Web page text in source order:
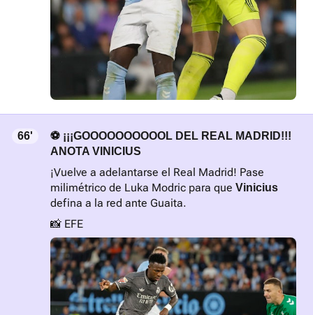
66'
⚽ ¡¡¡GOOOOOOOOOOL DEL REAL MADRID!!!
ANOTA VINICIUS
¡Vuelve a adelantarse el Real Madrid! Pase
milimétrico de Luka Modric para que Vinicius
defina a la red ante Guaita.
📸 EFE